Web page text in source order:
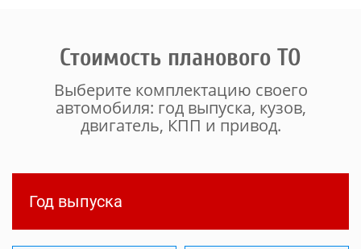
Стоимость планового ТО
Выберите комплектацию своего
автомобиля: год выпуска, кузов,
двигатель, КПП и привод.
Год выпуска